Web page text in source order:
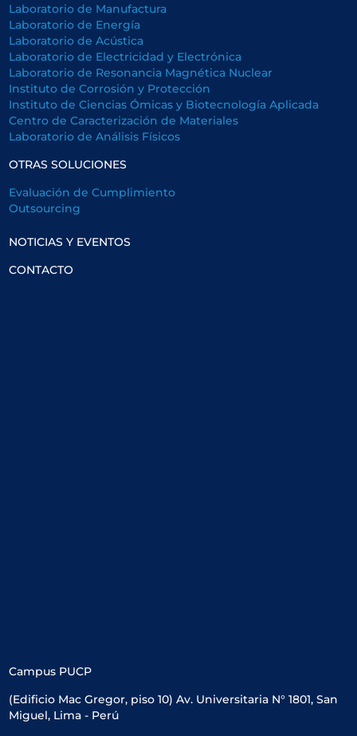
Laboratorio de Manufactura
Laboratorio de Energía
Laboratorio de Acústica
Laboratorio de Electricidad y Electrónica
Laboratorio de Resonancia Magnética Nuclear
Instituto de Corrosión y Protección
Instituto de Ciencias Ómicas y Biotecnología Aplicada
Centro de Caracterización de Materiales
Laboratorio de Análisis Físicos
OTRAS SOLUCIONES
Evaluación de Cumplimiento
Outsourcing
NOTICIAS Y EVENTOS
CONTACTO
Campus PUCP
(Edificio Mac Gregor, piso 10) Av. Universitaria N° 1801, San
Miguel, Lima - Perú